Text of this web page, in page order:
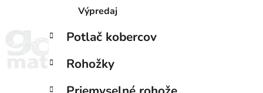
Výpredaj
Potlač kobercov
Rohožky